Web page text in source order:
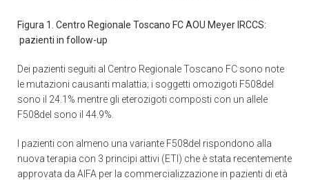
Figura 1. Centro Regionale Toscano FC AOU Meyer IRCCS:
pazienti in follow-up
Dei pazienti seguiti al Centro Regionale Toscano FC sono note
le mutazioni causanti malattia; i soggetti omozigoti F508del
sono il 24.1% mentre gli eterozigoti composti con un allele
F508del sono il 44.9%.
I pazienti con almeno una variante F508del rispondono alla
nuova terapia con 3 principi attivi (ETI) che è stata recentemente
approvata da AIFA per la commercializzazione in pazienti di età